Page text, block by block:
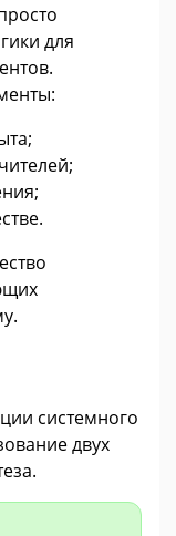
для
системного
двух